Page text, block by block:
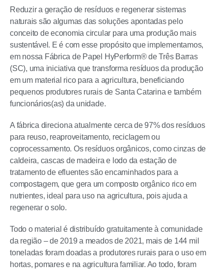
Reduzir a geração de resíduos e regenerar sistemas
naturais são algumas das soluções apontadas pelo
conceito de economia circular para uma produção mais
sustentável. E é com esse propósito que implementamos,
em nossa Fábrica de Papel HyPerform® de Três Barras
(SC), uma iniciativa que transforma resíduos da produção
em um material rico para a agricultura, beneficiando
pequenos produtores rurais de Santa Catarina e também
funcionários(as) da unidade.
A fábrica direciona atualmente cerca de 97% dos resíduos
para reuso, reaproveitamento, reciclagem ou
coprocessamento. Os resíduos orgânicos, como cinzas de
caldeira, cascas de madeira e lodo da estação de
tratamento de efluentes são encaminhados para a
compostagem, que gera um composto orgânico rico em
nutrientes, ideal para uso na agricultura, pois ajuda a
regenerar o solo.
Todo o material é distribuído gratuitamente à comunidade
da região – de 2019 a meados de 2021, mais de 144 mil
toneladas foram doadas a produtores rurais para o uso em
hortas, pomares e na agricultura familiar. Ao todo, foram